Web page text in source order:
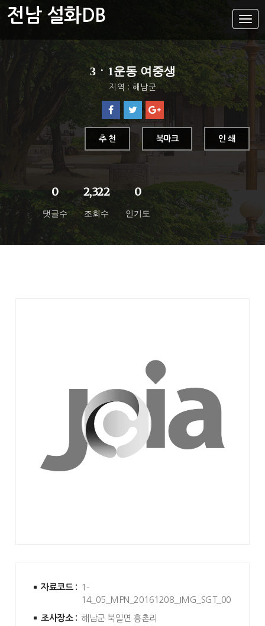
설
화
메
뉴
전남 설화DB
설화DB
통합검색
지역별
3ㆍ1운동 여중생
지역 : 해남군
0
댓글수
2,322
조회수
0
인기도
추 천 북마크 인 쇄
자료코드 : 1-
14_05_MPN_20161208_JMG_SGT_001
조사장소 : 해남군 북일면 흥촌리